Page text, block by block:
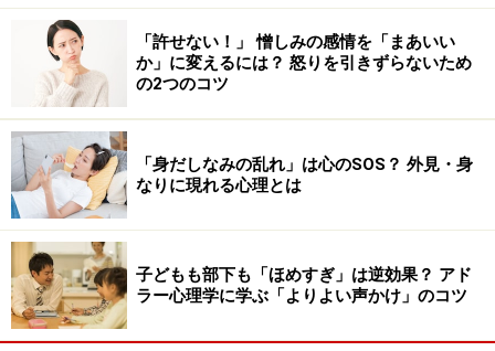
そうした時にふと意識が向かっていくのが、海底にまで
続く氷山の本質の部分です。つまり、心の深層の声を聞
き、自分の心が本当は何を求めているのだろうかと考え
るようになるのです。
男性性も女性性も、どちらも自分だと感じ
始める中年期
この中年期には、若い頃には認めることのできなかった
自分の様々な面に気づいていくようになります。
「許せない！」 憎しみの感情を「まあいい
か」に変えるには？ 怒りを引きずらないため
の2つのコツ
「身だしなみの乱れ」は心のSOS？ 外見・身
なりに現れる心理とは
子どもも部下も「ほめすぎ」は逆効果？ アド
ラー心理学に学ぶ「よりよい声かけ」のコツ